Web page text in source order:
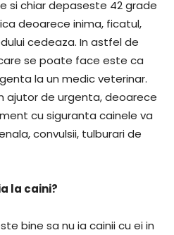
si chiar depaseste 42 grade
deoarece inima, ficatul,
cedeaza. In astfel de
se poate face este ca
la un medic veterinar.
ajutor de urgenta, deoarece
cu siguranta cainele va
convulsii, tulburari de
la caini?
bine sa nu ia cainii cu ei in